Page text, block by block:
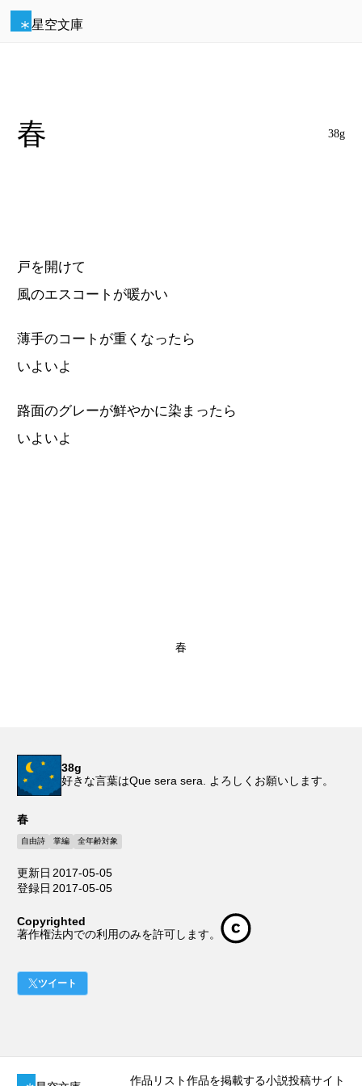
星空文庫
春 38g
戸を開けて
風のエスコートが暖かい
薄手のコートが重くなったら
いよいよ
路面のグレーが鮮やかに染まったら
いよいよ
春
38g
好きな言葉はQue sera sera. よろしくお願いします。
春
自由詩 掌編 全年齢対象
更新日 2017-05-05
登録日 2017-05-05
Copyrighted
著作権法内での利用のみを許可します。
ツイート
作品リスト作品を掲載する小説投稿サイト